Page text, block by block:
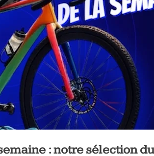
: notre sélection